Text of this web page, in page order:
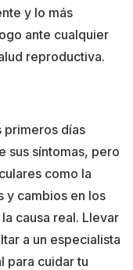
y lo más
ante cualquier
reproductiva.
primeros días
sus síntomas, pero
como la
y cambios en los
causa real. Llevar
a un especialista
para cuidar tu